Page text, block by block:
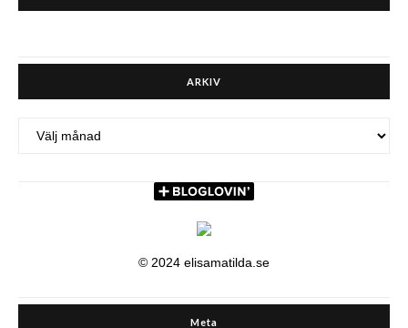
ARKIV
© 2024 elisamatilda.se
Meta